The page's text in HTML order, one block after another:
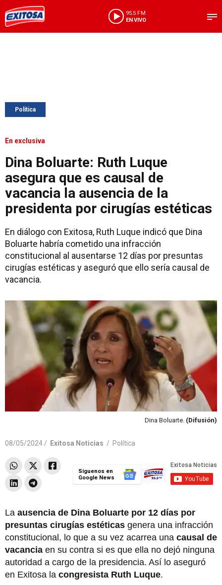
95.5 FM
EN VIVO
Política
En exclusiva
Dina Boluarte: Ruth Luque
asegura que es causal de
vacancia la ausencia de la
presidenta por cirugías estéticas
En diálogo con Exitosa, Ruth Luque indicó que Dina
Boluarte habría cometido una infracción
constitucional al ausentarse 12 días por presuntas
cirugías estéticas y aseguró que ello sería causal de
vacancia.
Dina Boluarte. (Difusión)
08/05/2024 / Exitosa Noticias / Política
Síguenos en
Google News
La ausencia de Dina Boluarte por 12 días por
presuntas cirugías estéticas genera una infracción
constitucional, lo que a su vez acarrea una causal de
vacancia en su contra si es que ella no dejó ninguna
autoridad a cargo de la presidencia. Así lo aseguró
en Exitosa la congresista Ruth Luque.